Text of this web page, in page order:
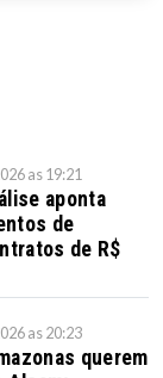
as 19:21
aponta
de
de R$
as 20:23
querem